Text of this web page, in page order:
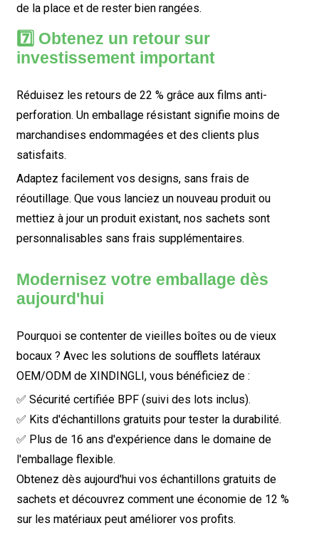
de la place et de rester bien rangées.
7️⃣ Obtenez un retour sur
investissement important
Réduisez les retours de 22 % grâce aux films anti-
perforation. Un emballage résistant signifie moins de
marchandises endommagées et des clients plus
satisfaits.
Adaptez facilement vos designs, sans frais de
réoutillage. Que vous lanciez un nouveau produit ou
mettiez à jour un produit existant, nos sachets sont
personnalisables sans frais supplémentaires.
Modernisez votre emballage dès
aujourd'hui
Pourquoi se contenter de vieilles boîtes ou de vieux
bocaux ? Avec les solutions de soufflets latéraux
OEM/ODM de XINDINGLI, vous bénéficiez de :
✅ Sécurité certifiée BPF (suivi des lots inclus).
✅ Kits d'échantillons gratuits pour tester la durabilité.
✅ Plus de 16 ans d'expérience dans le domaine de
l'emballage flexible.
Obtenez dès aujourd'hui vos échantillons gratuits de
sachets et découvrez comment une économie de 12 %
sur les matériaux peut améliorer vos profits.